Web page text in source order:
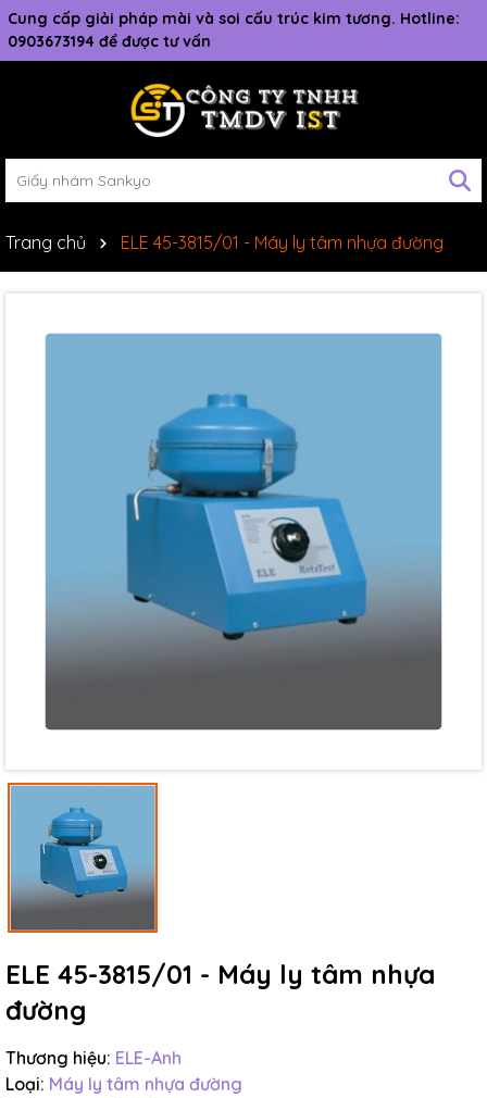
Cung cấp giải pháp mài và soi cấu trúc kim tương. Hotline:
0903673194 để được tư vấn
Trang chủ ELE 45-3815/01 - Máy ly tâm nhựa đường
ELE 45-3815/01 - Máy ly tâm nhựa
đường
Thương hiệu: ELE-Anh
Loại: Máy ly tâm nhựa đường
Ngày hết hạn:
Điều kiện: